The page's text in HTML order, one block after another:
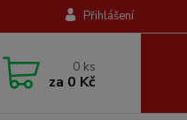
Přihlášení
0 ks
za 0 Kč